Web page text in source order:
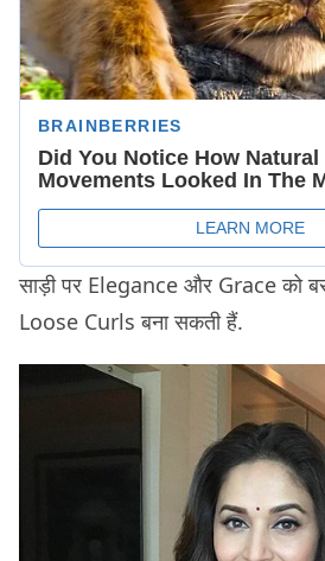
साड़ी पर Elegance और Grace को
Loose Curls बना सकती हैं.